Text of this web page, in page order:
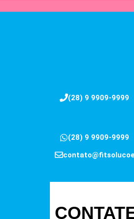
(28) 9 9909-9999
(28) 9 9909-9999